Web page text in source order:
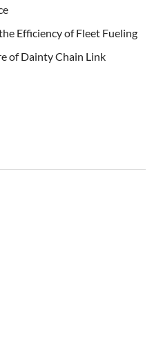
Efficiency of Fleet Fueling
of Dainty Chain Link